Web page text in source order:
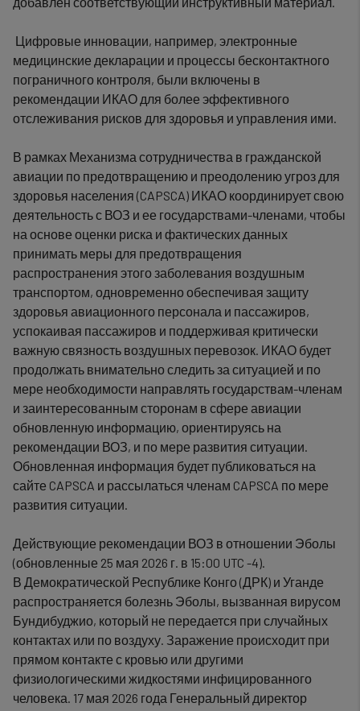
Цифровые инновации, например, электронные
медицинские декларации и процессы бесконтактного
пограничного контроля, были включены в
рекомендации ИКАО для более эффективного
отслеживания рисков для здоровья и управления ими.
В рамках Механизма сотрудничества в гражданской
авиации по предотвращению и преодолению угроз для
здоровья населения (CAPSCA) ИКАО координирует свою
деятельность с ВОЗ и ее государствами-членами, чтобы
на основе оценки риска и фактических данных
принимать меры для предотвращения
распространения этого заболевания воздушным
транспортом, одновременно обеспечивая защиту
здоровья авиационного персонала и пассажиров,
успокаивая пассажиров и поддерживая критически
важную связность воздушных перевозок. ИКАО будет
продолжать внимательно следить за ситуацией и по
мере необходимости направлять государствам-членам
и заинтересованным сторонам в сфере авиации
обновленную информацию, ориентируясь на
рекомендации ВОЗ, и по мере развития ситуации.
Обновленная информация будет публиковаться на
сайте CAPSCA и рассылаться членам CAPSCA по мере
развития ситуации.
Действующие рекомендации ВОЗ в отношении Эболы
(обновленные 25 мая 2026 г. в 15:00 UTC -4).
В Демократической Республике Конго (ДРК) и Уганде
распространяется болезнь Эболы, вызванная вирусом
Бундибуджио, который не передается при случайных
контактах или по воздуху. Заражение происходит при
прямом контакте с кровью или другими
физиологическими жидкостями инфицированного
человека. 17 мая 2026 года Генеральный директор